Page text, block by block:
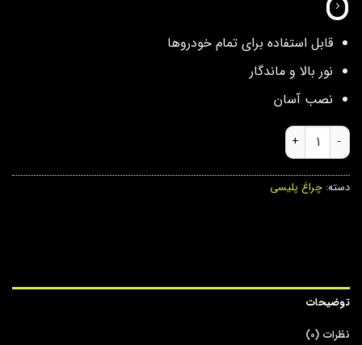
قابل استفاده برای تمام خودروها
نور بالا و ماندگار
نصب آسان
چراغ پلیسی p8 عدد
دسته: چراغ پلیسی
توضیحات
نظرات (0)